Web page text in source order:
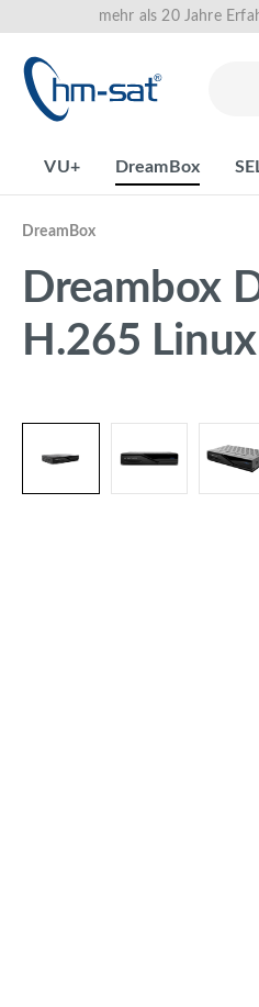
Zur Hauptnavigation
mehr als 20 Jahre
VU+ DreamBox
DreamBox
Dreambox
H.265